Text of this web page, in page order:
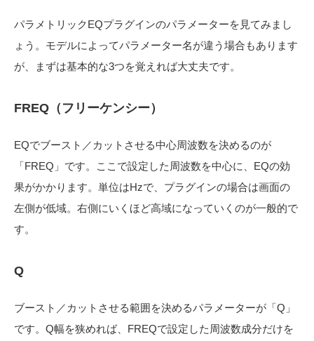
パラメトリックEQプラグインのパラメーターを見てみまし
ょう。モデルによってパラメーター名が違う場合もあります
が、まずは基本的な3つを覚えれば大丈夫です。
FREQ（フリーケンシー）
EQでブースト／カットさせる中心周波数を決めるのが
「FREQ」です。ここで設定した周波数を中心に、EQの効
果がかかります。単位はHzで、プラグインの場合は画面の
左側が低域。右側にいくほど高域になっていくのが一般的で
す。
Q
ブースト／カットさせる範囲を決めるパラメーターが「Q」
です。Q幅を狭めれば、FREQで設定した周波数成分だけを